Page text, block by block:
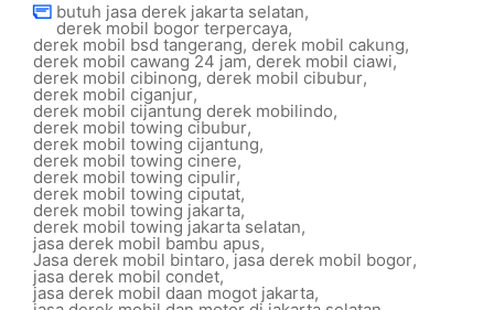
butuh jasa derek jakarta selatan,
derek mobil bogor terpercaya,
derek mobil bsd tangerang, derek mobil cakung,
derek mobil cawang 24 jam, derek mobil ciawi,
derek mobil cibinong, derek mobil cibubur,
derek mobil ciganjur,
derek mobil cijantung derek mobilindo,
derek mobil towing cibubur,
derek mobil towing cijantung,
derek mobil towing cinere,
derek mobil towing cipulir,
derek mobil towing ciputat,
derek mobil towing jakarta,
derek mobil towing jakarta selatan,
jasa derek mobil bambu apus,
Jasa derek mobil bintaro,jasa derek mobil bogor,
jasa derek mobil condet,
jasa derek mobil daan mogot jakarta,